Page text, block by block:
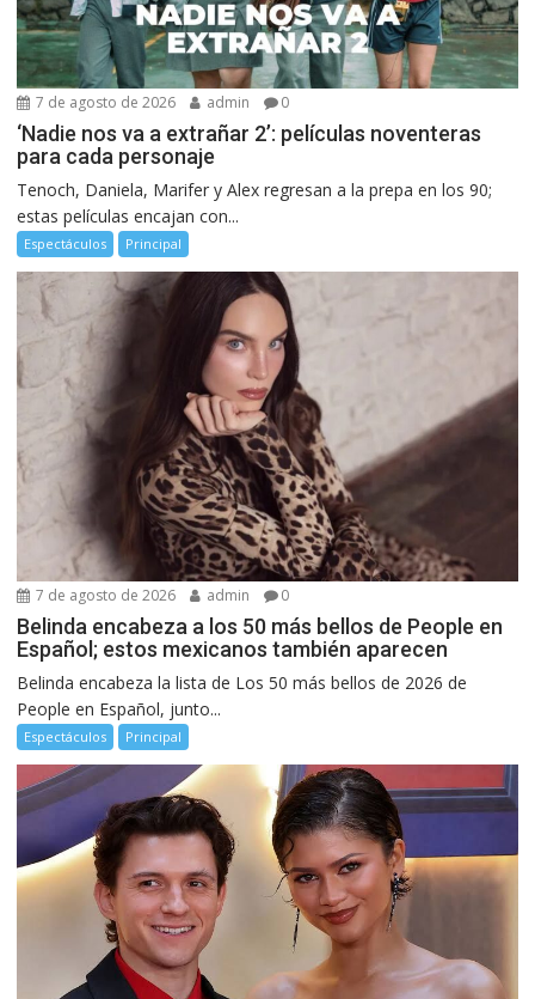
7 de agosto de 2026 admin 0
‘Nadie nos va a extrañar 2’: películas noventeras
para cada personaje
Tenoch, Daniela, Marifer y Alex regresan a la prepa en los 90;
estas películas encajan con...
Espectáculos Principal
7 de agosto de 2026 admin 0
Belinda encabeza a los 50 más bellos de People en
Español; estos mexicanos también aparecen
Belinda encabeza la lista de Los 50 más bellos de 2026 de
People en Español, junto...
Espectáculos Principal